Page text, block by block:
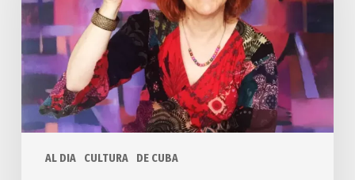
AL DIA CULTURA DE CUBA
de
la
II
Bienal
Internacional
Político